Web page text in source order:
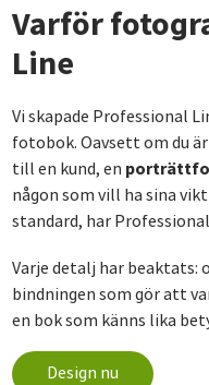
Varför
Line
Vi skapade Professional
fotobok. Oavsett om du
till en kund, en
någon som vill ha sina
standard, har
Varje detalj har beaktats:
bindningen som gör att
en bok som känns lika
Design nu